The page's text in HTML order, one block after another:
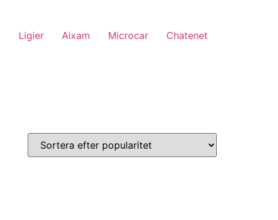
Ligier Aixam Microcar Chatenet